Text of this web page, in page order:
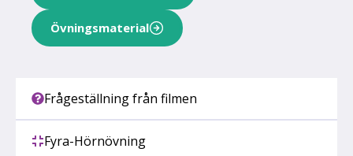
Frågeställning från filmen
Fyra-Hörnövning
Övningsmaterial